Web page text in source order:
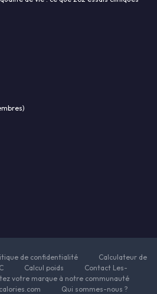
de confidentialité
Calculateur de
Calcul poids
Contact Les-
votre marque à notre communauté
Qui sommes-nous ?